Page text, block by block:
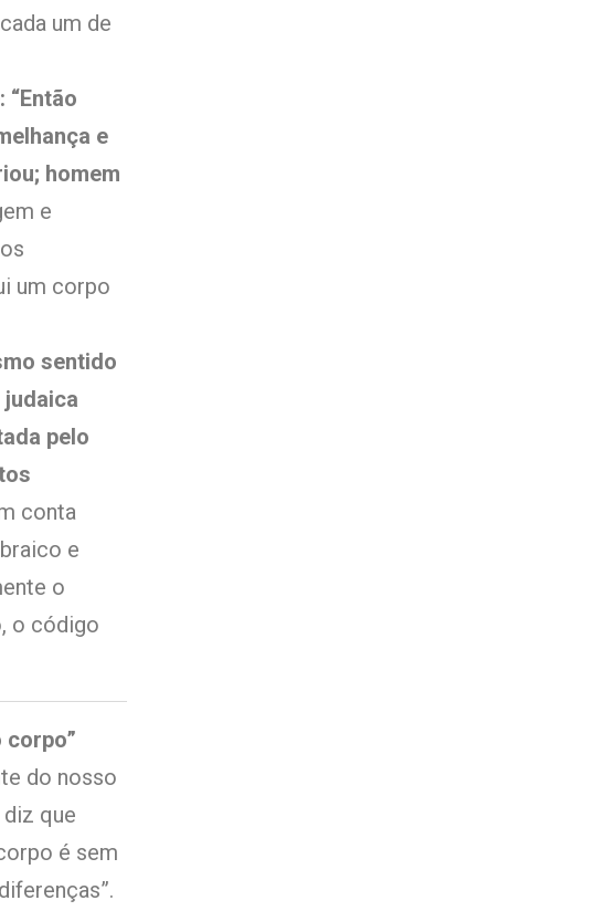
um de
“Então
e
homem
e
um corpo
sentido
pelo
conta
e
o
o código
corpo”
do nosso
que
é sem